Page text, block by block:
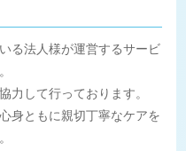
る法人様が運営するサービ
力して行っております。
身ともに親切丁寧なケアを